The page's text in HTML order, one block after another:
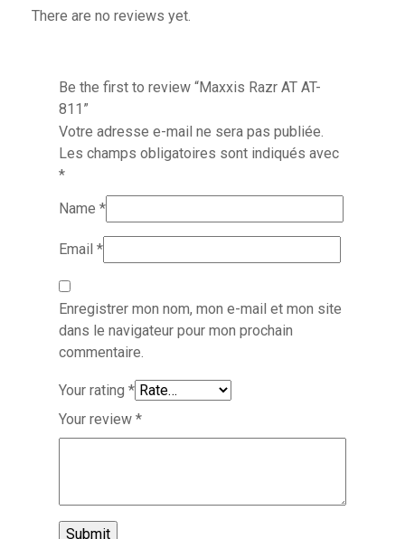
There are no reviews yet.
Be the first to review “Maxxis Razr AT AT-
811”
Votre adresse e-mail ne sera pas publiée.
Les champs obligatoires sont indiqués avec
*
Name *
Email *
Enregistrer mon nom, mon e-mail et mon site
dans le navigateur pour mon prochain
commentaire.
Your rating *
Your review *